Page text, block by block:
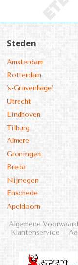
Steden
Amsterdam
Rotterdam
's-Gravenhage'
Utrecht
Eindhoven
Tilburg
Almere
Groningen
Breda
Nijmegen
Enschede
Apeldoorn
Algemene
Klantenservice